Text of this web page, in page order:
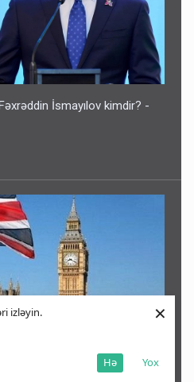
izləyin.
Yox
Hə
×
İsmayılov kimdir? -
yeni sanksiyalar tətbiq etdi